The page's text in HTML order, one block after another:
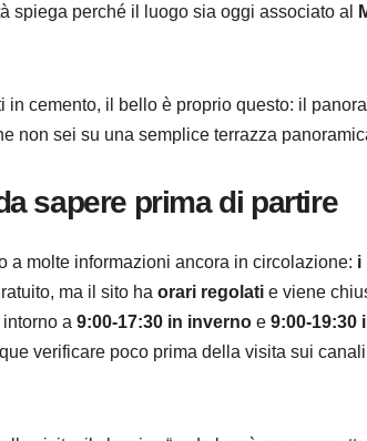
spiega perché il luogo sia oggi associato al
cemento, il bello è proprio questo: il
non sei su una semplice terrazza
sapere prima di partire
a molte informazioni ancora in circolazione: i
ma il sito ha orari regolati e viene
a 9:00-17:30 in inverno e 9:00-19:30
verificare poco prima della visita sui